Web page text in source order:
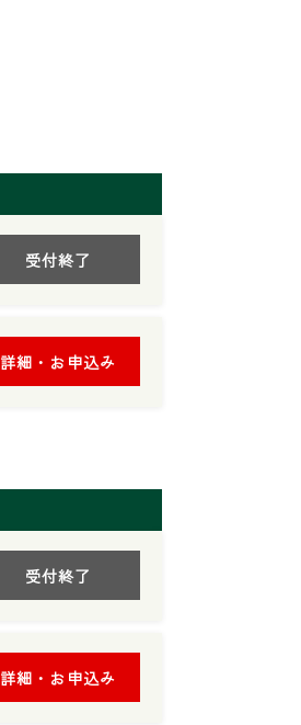
受付終了
詳細・お申込み
受付終了
詳細・お申込み